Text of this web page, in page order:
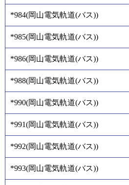
*984(岡山電気軌道(バス))
*985(岡山電気軌道(バス))
*986(岡山電気軌道(バス))
*988(岡山電気軌道(バス))
*990(岡山電気軌道(バス))
*991(岡山電気軌道(バス))
*992(岡山電気軌道(バス))
*993(岡山電気軌道(バス))